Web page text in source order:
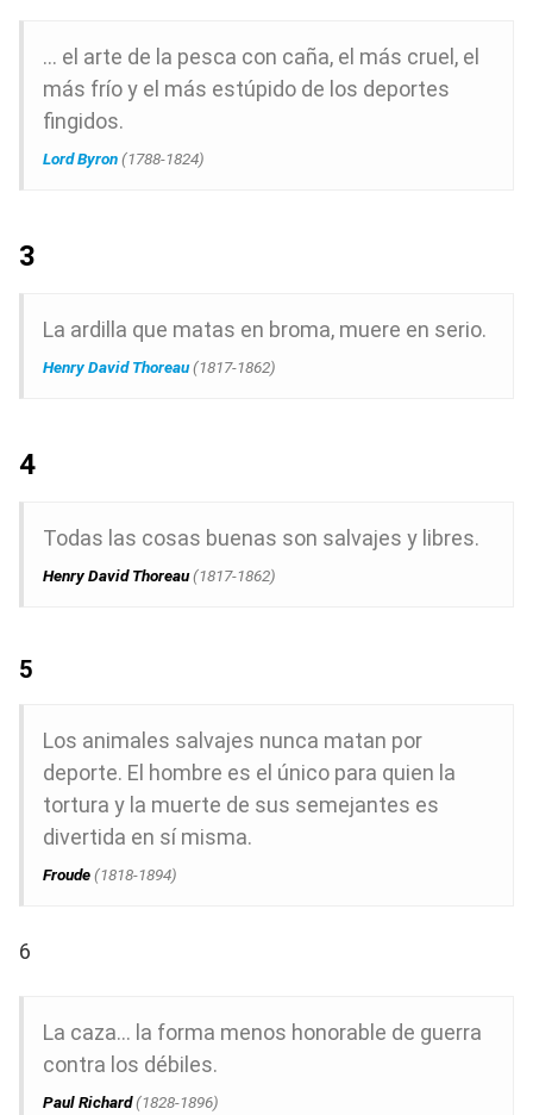
… el arte de la pesca con caña, el más cruel, el
más frío y el más estúpido de los deportes
fingidos.
Lord Byron(1788-1824)
3
La ardilla que matas en broma, muere en serio.
Henry David Thoreau(1817-1862)
4
Todas las cosas buenas son salvajes y libres.
Henry David Thoreau(1817-1862)
5
Los animales salvajes nunca matan por
deporte. El hombre es el único para quien la
tortura y la muerte de sus semejantes es
divertida en sí misma.
Froude(1818-1894)
6
La caza… la forma menos honorable de guerra
contra los débiles.
Paul Richard(1828-1896)